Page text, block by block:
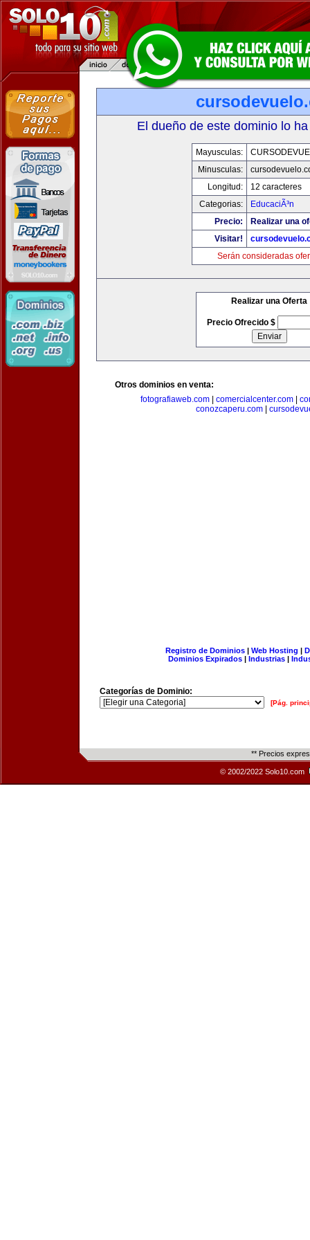
El dueño de este dominio lo
Mayusculas:
Minusculas:
Longitud:
12 caracteres
Categorias:
EducaciÃ³n
Precio:
Realizar una
Visitar!
Serán consideradas
Realizar una Oferta
Precio Ofrecido $
Otros dominios en venta:
fotografiaweb.com| comercialcenter.com|
conozcaperu.com
Registro de Dominios| Web Hosting |
Dominios Expirados | Industrias |
Categorías de Dominio:
[Pág.
** Precios
© 2002/2022 Solo10.com